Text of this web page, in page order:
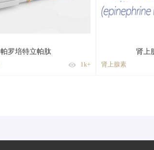
帕罗培特立帕肽
1k+
肾上
肾上腺素